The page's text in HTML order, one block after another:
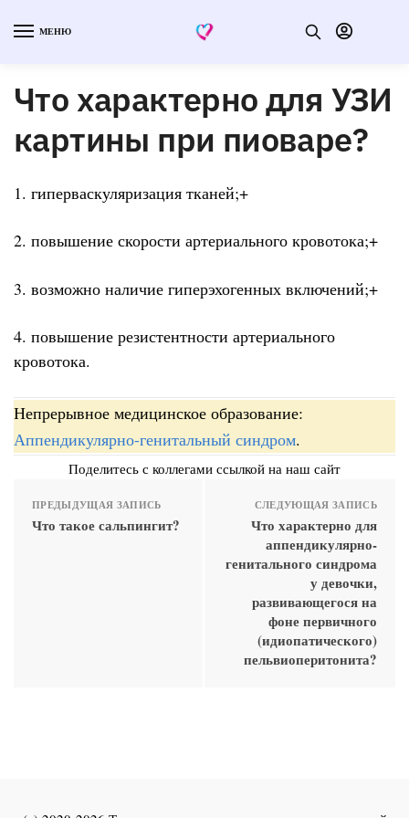
МЕНЮ
Что характерно для УЗИ
картины при пиоваре?
1. гиперваскуляризация тканей;+
2. повышение скорости артериального кровотока;+
3. возможно наличие гиперэхогенных включений;+
4. повышение резистентности артериального
кровотока.
Непрерывное медицинское образование:
Аппендикулярно-генитальный синдром.
Поделитесь с коллегами ссылкой на наш сайт
ПРЕДЫДУЩАЯ ЗАПИСЬ
Что такое сальпингит?
СЛЕДУЮЩАЯ ЗАПИСЬ
Что характерно для
аппендикулярно-
генитального синдрома
у девочки,
развивающегося на
фоне первичного
(идиопатического)
пельвиоперитонита?